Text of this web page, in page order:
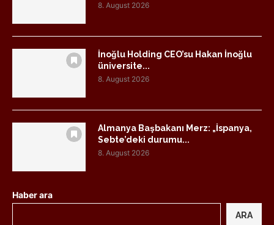
8. August 2026
İnoğlu Holding CEO’su Hakan İnoğlu
üniversite...
8. August 2026
Almanya Başbakanı Merz: „İspanya,
Sebte’deki durumu...
8. August 2026
Haber ara
ARA